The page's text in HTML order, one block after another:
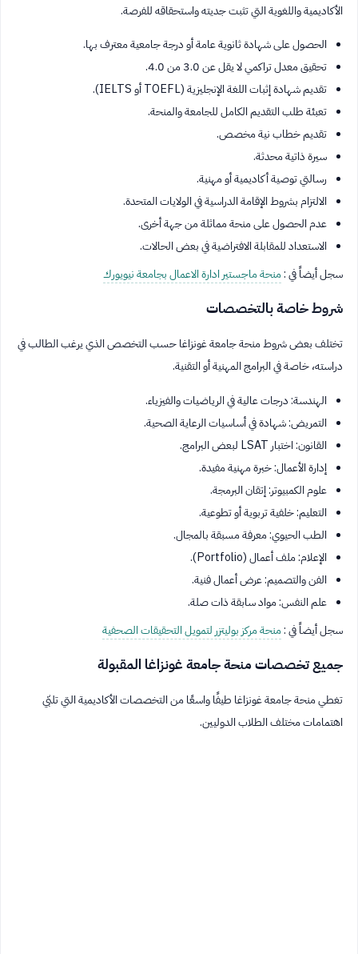
الأكاديمية واللغوية التي تثبت جديته واستحقاقه للفرصة.
الحصول على شهادة ثانوية عامة أو درجة جامعية معترف بها.
تحقيق معدل تراكمي لا يقل عن 3.0 من 4.0.
تقديم شهادة إثبات اللغة الإنجليزية (TOEFL أو IELTS).
تعبئة طلب التقديم الكامل للجامعة والمنحة.
تقديم خطاب نية مخصص.
سيرة ذاتية محدثة.
رسالتي توصية أكاديمية أو مهنية.
الالتزام بشروط الإقامة الدراسية في الولايات المتحدة.
عدم الحصول على منحة مماثلة من جهة أخرى.
الاستعداد للمقابلة الافتراضية في بعض الحالات.
سجل أيضاً في :منحة ماجستير ادارة الاعمال بجامعة نيويورك
شروط خاصة بالتخصصات
تختلف بعض شروط منحة جامعة غونزاغا حسب التخصص الذي يرغب الطالب في
دراسته، خاصة في البرامج المهنية أو التقنية.
الهندسة: درجات عالية في الرياضيات والفيزياء.
التمريض: شهادة في أساسيات الرعاية الصحية.
القانون: اختبار LSAT لبعض البرامج.
إدارة الأعمال: خبرة مهنية مفيدة.
علوم الكمبيوتر: إتقان البرمجة.
التعليم: خلفية تربوية أو تطوعية.
الطب الحيوي: معرفة مسبقة بالمجال.
الإعلام: ملف أعمال (Portfolio).
الفن والتصميم: عرض أعمال فنية.
علم النفس: مواد سابقة ذات صلة.
سجل أيضاً في :منحة مركز بوليتزر لتمويل التحقيقات الصحفية
جميع تخصصات منحة جامعة غونزاغا المقبولة
تغطي منحة جامعة غونزاغا طيفًا واسعًا من التخصصات الأكاديمية التي تلبّي
اهتمامات مختلف الطلاب الدوليين.